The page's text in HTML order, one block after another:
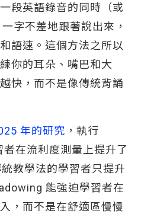
段英語錄音的同時（或
字不差地跟著說出來，
語速。這個方法之所以
你的耳朵、嘴巴和大
快，而不是像傳統背誦
年的研究 ，執行
在流利度測量上提升了
教學法的學習者只提升
能強迫學習者在
，而不是在舒適區慢慢